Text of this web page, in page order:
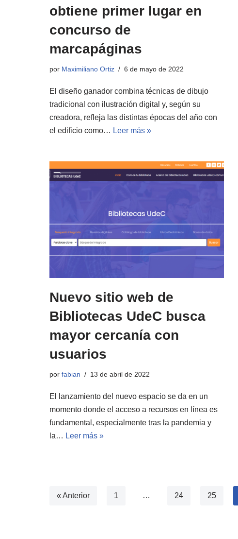
obtiene primer lugar en
concurso de
marcapáginas
por Maximiliano Ortiz 6 de mayo de 2022
El diseño ganador combina técnicas de dibujo
tradicional con ilustración digital y, según su
creadora, refleja las distintas épocas del año con
el edificio como… Leer más »
Nuevo sitio web de
Bibliotecas UdeC busca
mayor cercanía con
usuarios
por fabian 13 de abril de 2022
El lanzamiento del nuevo espacio se da en un
momento donde el acceso a recursos en línea es
fundamental, especialmente tras la pandemia y
la… Leer más »
« Anterior 1 … 24 25